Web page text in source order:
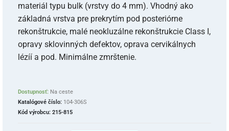
materiál typu bulk (vrstvy do 4 mm). Vhodný ako
základná vrstva pre prekrytím pod posteriórne
rekonštrukcie, malé neokluzálne rekonštrukcie Class I,
opravy sklovinných defektov, oprava cervikálnych
lézíí a pod. Minimálne zmrštenie.
Dostupnosť: Na ceste
Katalógové číslo: 104-306S
Kód výrobcu: 215-815